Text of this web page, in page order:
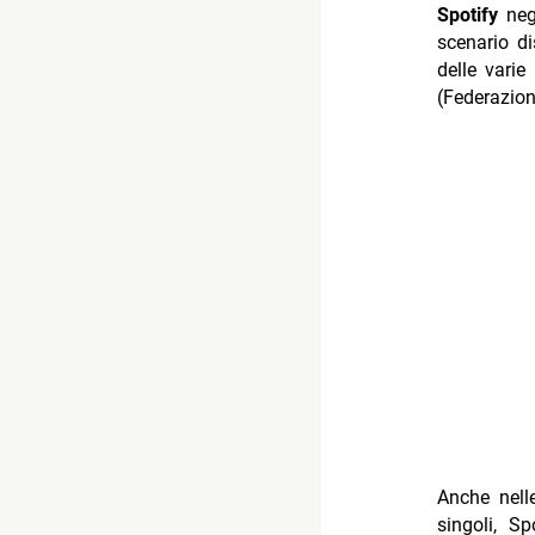
Spotify
scenario
delle varie
Anche
singoli,